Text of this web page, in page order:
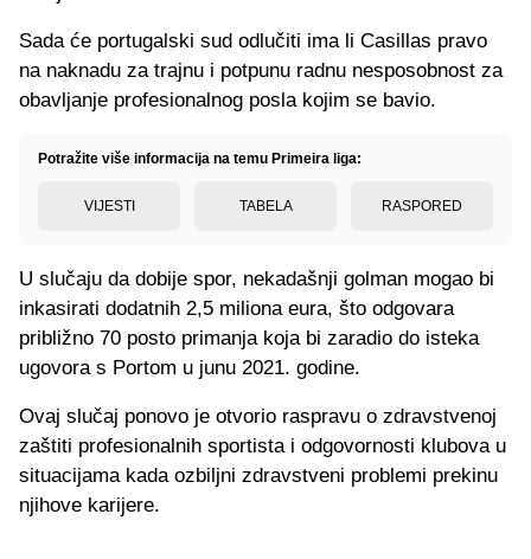
Sada će portugalski sud odlučiti ima li Casillas pravo
na naknadu za trajnu i potpunu radnu nesposobnost za
obavljanje profesionalnog posla kojim se bavio.
Potražite više informacija na temu Primeira liga:
VIJESTI TABELA RASPORED
U slučaju da dobije spor, nekadašnji golman mogao bi
inkasirati dodatnih 2,5 miliona eura, što odgovara
približno 70 posto primanja koja bi zaradio do isteka
ugovora s Portom u junu 2021. godine.
Ovaj slučaj ponovo je otvorio raspravu o zdravstvenoj
zaštiti profesionalnih sportista i odgovornosti klubova u
situacijama kada ozbiljni zdravstveni problemi prekinu
njihove karijere.